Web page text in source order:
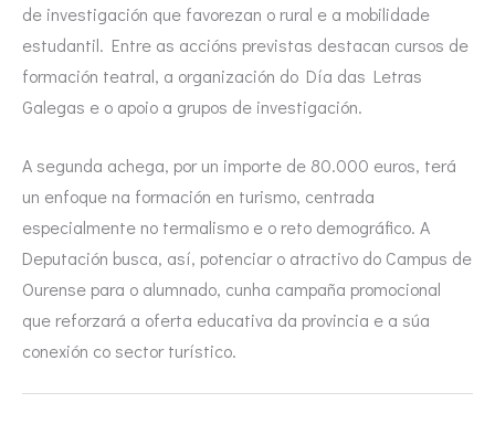
de investigación que favorezan o rural e a mobilidade
estudantil. Entre as accións previstas destacan cursos de
formación teatral, a organización do Día das Letras
Galegas e o apoio a grupos de investigación.
A segunda achega, por un importe de 80.000 euros, terá
un enfoque na formación en turismo, centrada
especialmente no termalismo e o reto demográfico. A
Deputación busca, así, potenciar o atractivo do Campus de
Ourense para o alumnado, cunha campaña promocional
que reforzará a oferta educativa da provincia e a súa
conexión co sector turístico.